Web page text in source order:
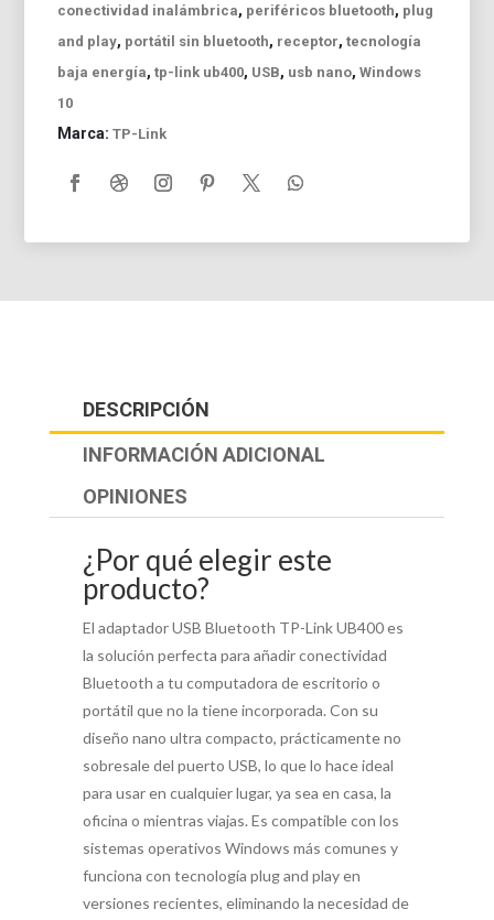
conectividad inalámbrica, periféricos bluetooth, plug
and play, portátil sin bluetooth, receptor,tecnología
baja energía,tp-link ub400, USB, usb nano,Windows
10
Marca:TP-Link
DESCRIPCIÓN
INFORMACIÓN ADICIONAL
OPINIONES
¿Por qué elegir este
producto?
El adaptador USB Bluetooth TP-Link UB400 es
la solución perfecta para añadir conectividad
Bluetooth a tu computadora de escritorio o
portátil que no la tiene incorporada. Con su
diseño nano ultra compacto, prácticamente no
sobresale del puerto USB, lo que lo hace ideal
para usar en cualquier lugar, ya sea en casa, la
oficina o mientras viajas. Es compatible con los
sistemas operativos Windows más comunes y
funciona con tecnología plug and play en
versiones recientes, eliminando la necesidad de